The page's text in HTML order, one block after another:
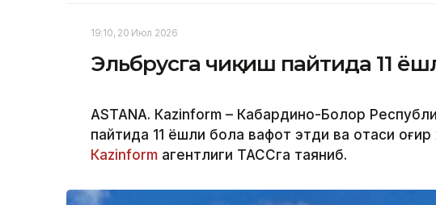
19:10, 20 Июл 2026
Эльбрусга чиқиш пайтида 11
ASTANА. Кazinform – Кабардино-Болқор
пайтида 11 ёшли бола вафот этди ва отаси
Кazinform агентлиги ТАССга таяниб.